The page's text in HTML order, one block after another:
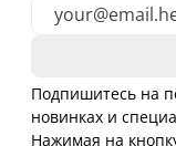
Подпишитесь на
новинках и
Нажимая на